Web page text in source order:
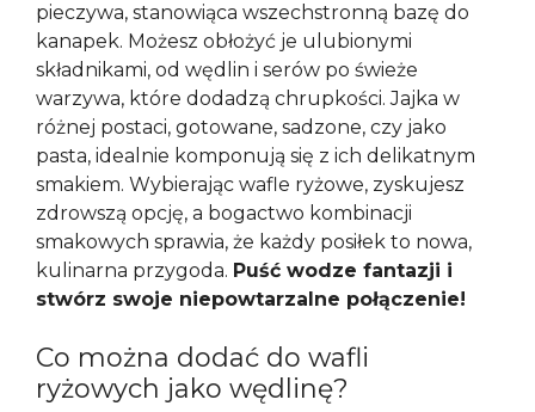
pieczywa, stanowiąca wszechstronną bazę do
kanapek. Możesz obłożyć je ulubionymi
składnikami, od wędlin i serów po świeże
warzywa, które dodadzą chrupkości. Jajka w
różnej postaci, gotowane, sadzone, czy jako
pasta, idealnie komponują się z ich delikatnym
smakiem. Wybierając wafle ryżowe, zyskujesz
zdrowszą opcję, a bogactwo kombinacji
smakowych sprawia, że każdy posiłek to nowa,
kulinarna przygoda. Puść wodze fantazji i
stwórz swoje niepowtarzalne połączenie!
Co można dodać do wafli
ryżowych jako wędlinę?